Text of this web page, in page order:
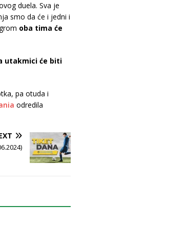
duela. Sva je
smo da će i jedni i
oba tima će
utakmici će biti
pa otuda i
odredila